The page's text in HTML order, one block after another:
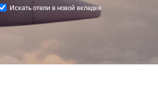
Искать отели в новой вкладке